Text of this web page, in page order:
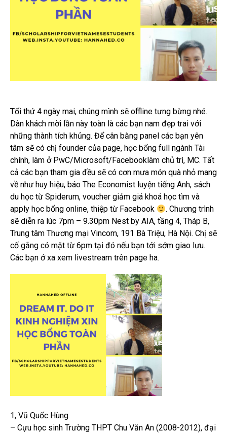
Tối thứ 4 ngày mai, chúng mình sẽ offline tưng bừng nhé.
Dàn khách mời lần này toàn là các bạn nam đẹp trai với
những thành tích khủng. Để cân bằng panel các bạn yên
tâm sẽ có chị founder của page, học bổng full ngành Tài
chính, làm ở PwC/Microsoft/Facebooklàm chủ trì, MC. Tất
cả các bạn tham gia đều sẽ có cơn mưa món quà nhỏ mang
về như huy hiệu, báo The Economist luyện tiếng Anh, sách
du học từ Spiderum, voucher giảm giá khoá học tìm và
apply học bổng online, thiệp từ Facebook
. Chương trình
sẽ diễn ra lúc 7pm – 9.30pm Nest by AIA, tầng 4, Tháp B,
Trung tâm Thương mại Vincom, 191 Bà Triệu, Hà Nội. Chị sẽ
cố gắng có mặt từ 6pm tại đó nếu bạn tới sớm giao lưu.
Các bạn ở xa xem livestream trên page ha.
1, Vũ Quốc Hùng
– Cựu học sinh Trường THPT Chu Văn An (2008-2012), đại